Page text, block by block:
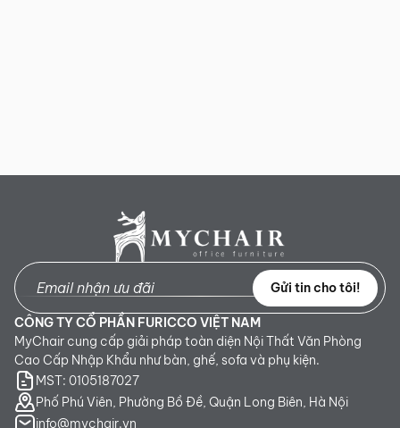
dụng trong những không gian làm việc của Chủ tịch, Giám đốc,…
chí như: đạt chất lượng cao, thiết kế sang trọng, độ bền cao, mẫu
mã hiện đại, thể hiện được sự đẳng cấp và làm nổi bật mọi không
gian mà chúng xuất hiện.
Gửi tin cho tôi!
CÔNG TY CỔ PHẦN FURICCO VIỆT NAM
MyChair cung cấp giải pháp toàn diện Nội Thất Văn Phòng
Cao Cấp Nhập Khẩu như bàn, ghế, sofa và phụ kiện.
MST: 0105187027
Phố Phú Viên, Phường Bồ Đề, Quận Long Biên, Hà Nội
info@mychair.vn